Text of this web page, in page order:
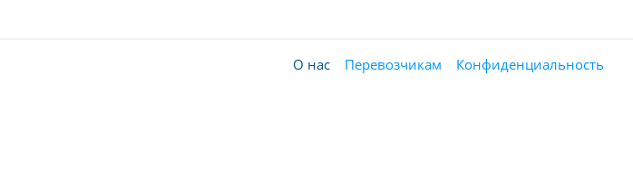
О нас Перевозчикам Конфиденциальность